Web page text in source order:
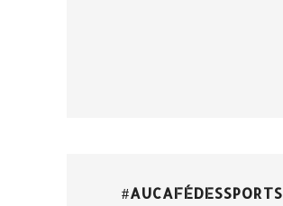
#AUCAFÉDESSPORTS